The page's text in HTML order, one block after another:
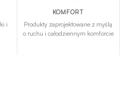
i
KOMFORT
Produkty zaprojektowane z myślą
o ruchu i całodziennym komforcie